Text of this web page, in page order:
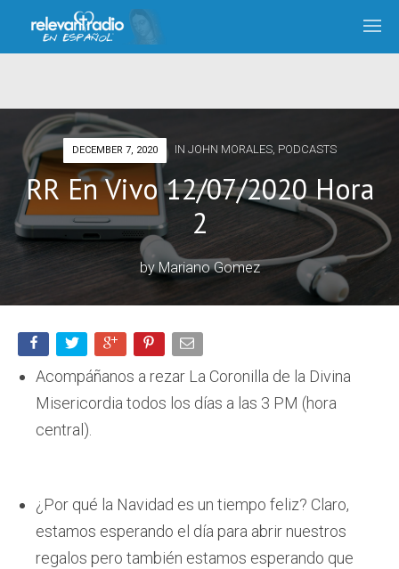
DECEMBER 7, 2020 IN JOHN MORALES, PODCASTS
RR En Vivo 12/07/2020 Hora
2
byMariano Gomez
Acompáñanos a rezar La Coronilla de la Divina
Misericordia todos los días a las 3 PM (hora
central).
¿Por qué la Navidad es un tiempo feliz? Claro,
estamos esperando el día para abrir nuestros
regalos pero también estamos esperando que